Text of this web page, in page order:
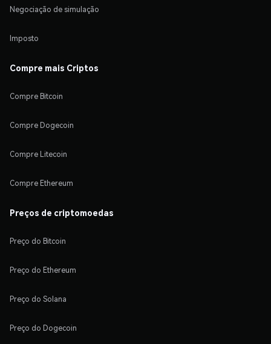
Negociação de simulação
Imposto
Compre mais Criptos
Compre Bitcoin
Compre Dogecoin
Compre Litecoin
Compre Ethereum
Preços de criptomoedas
Preço do Bitcoin
Preço do Ethereum
Preço do Solana
Preço do Dogecoin